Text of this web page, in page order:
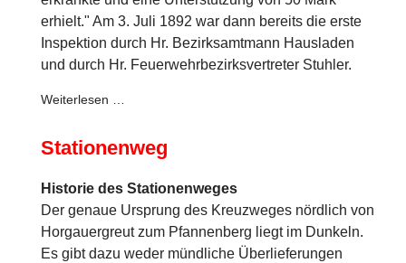
erhielt." Am 3. Juli 1892 war dann bereits die erste
Inspektion durch Hr. Bezirksamtmann Hausladen
und durch Hr. Feuerwehrbezirksvertreter Stuhler.
Weiterlesen …
Stationenweg
Historie des Stationenweges
Der genaue Ursprung des Kreuzweges nördlich von
Horgauergreut zum Pfannenberg liegt im Dunkeln.
Es gibt dazu weder mündliche Überlieferungen